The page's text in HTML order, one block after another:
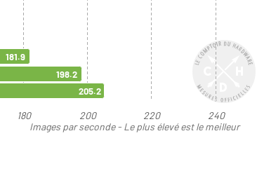
Images par seconde - Le plus élevé est le meilleur
180 200 220 240
181.9
198.2
205.2